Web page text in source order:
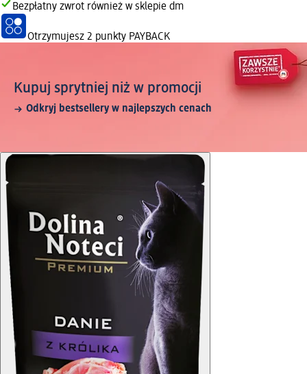
Bezpłatny zwrot również w sklepie dm
Otrzymujesz 2 punkty PAYBACK
Kupuj sprytniej niż w promocji
Odkryj bestsellery w najlepszych cenach